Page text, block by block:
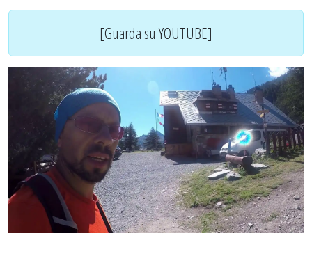
[Guarda su YOUTUBE]